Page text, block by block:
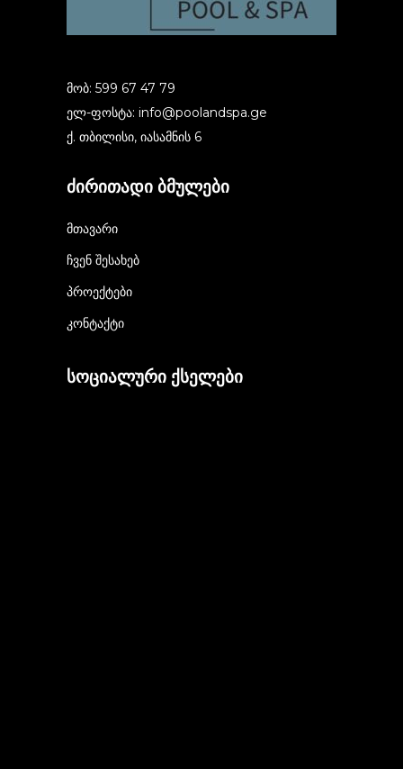
მობ: 599 67 47 79
ელ-ფოსტა: info@poolandspa.ge
ქ. თბილისი, იასამნის 6
ძირითადი ბმულები
მთავარი
ჩვენ შესახებ
პროექტები
კონტაქტი
სოციალური ქსელები